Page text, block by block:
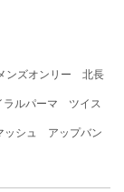
ンズオンリー 北長
ルパーマ ツイス
ッシュ アップバン